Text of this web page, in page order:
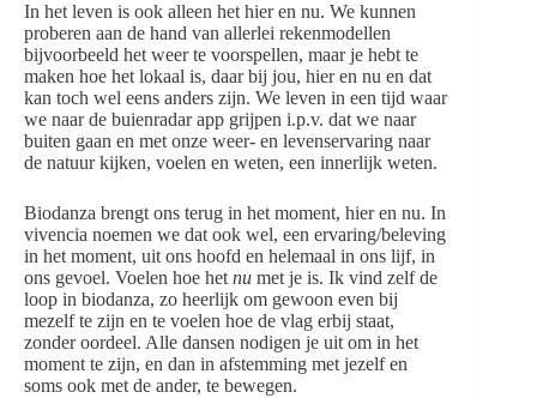
In het leven is ook alleen het hier en nu. We kunnen
proberen aan de hand van allerlei rekenmodellen
bijvoorbeeld het weer te voorspellen, maar je hebt te
maken hoe het lokaal is, daar bij jou, hier en nu en dat
kan toch wel eens anders zijn. We leven in een tijd waar
we naar de buienradar app grijpen i.p.v. dat we naar
buiten gaan en met onze weer- en levenservaring naar
de natuur kijken, voelen en weten, een innerlijk weten.
Biodanza brengt ons terug in het moment, hier en nu. In
vivencia noemen we dat ook wel, een ervaring/beleving
in het moment, uit ons hoofd en helemaal in ons lijf, in
ons gevoel. Voelen hoe het nu met je is. Ik vind zelf de
loop in biodanza, zo heerlijk om gewoon even bij
mezelf te zijn en te voelen hoe de vlag erbij staat,
zonder oordeel. Alle dansen nodigen je uit om in het
moment te zijn, en dan in afstemming met jezelf en
soms ook met de ander, te bewegen.